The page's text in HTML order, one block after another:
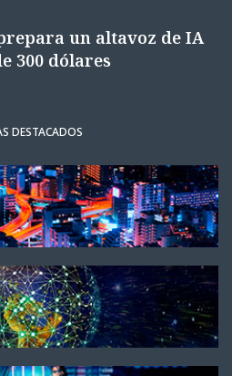
un altavoz de IA
300 dólares
DESTACADOS